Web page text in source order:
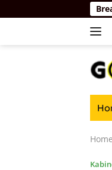
to
Lahadalia Minta Kepala
Home